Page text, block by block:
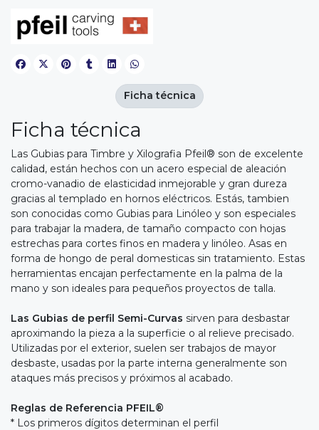
Ficha técnica
Las Gubias para Timbre y Xilografia Pfeil® son de excelente
calidad, están hechos con un acero especial de aleación
cromo-vanadio de elasticidad inmejorable y gran dureza
gracias al templado en hornos eléctricos. Estás, tambien
son conocidas como Gubias para Linóleo y son especiales
para trabajar la madera, de tamaño compacto con hojas
estrechas para cortes finos en madera y linóleo. Asas en
forma de hongo de peral domesticas sin tratamiento. Estas
herramientas encajan perfectamente en la palma de la
mano y son ideales para pequeños proyectos de talla.
Las Gubias de perfil Semi-Curvas sirven para desbastar
aproximando la pieza a la superficie o al relieve precisado.
Utilizadas por el exterior, suelen ser trabajos de mayor
desbaste, usadas por la parte interna generalmente son
ataques más precisos y próximos al acabado.
Reglas de Referencia PFEIL®
* Los primeros dígitos determinan el perfil
Ficha técnica